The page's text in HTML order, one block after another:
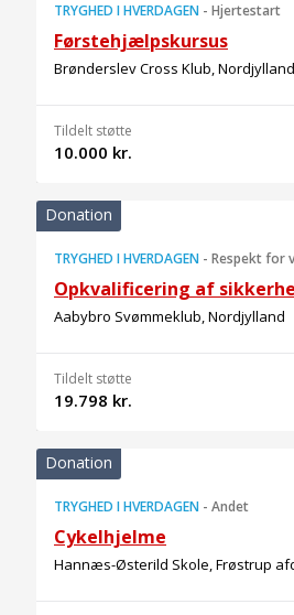
TRYGHED I HVERDAGEN - Hjertestart
Førstehjælpskursus
Brønderslev Cross Klub, Nordjylland
Tildelt støtte
10.000 kr.
Donation
TRYGHED I HVERDAGEN - Respekt for
Opkvalificering af
Aabybro Svømmeklub, Nordjylland
Tildelt støtte
19.798 kr.
Donation
TRYGHED I HVERDAGEN - Andet
Cykelhjelme
Hannæs-Østerild Skole, Frøstrup